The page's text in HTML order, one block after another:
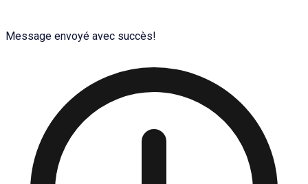
Message envoyé avec succès!